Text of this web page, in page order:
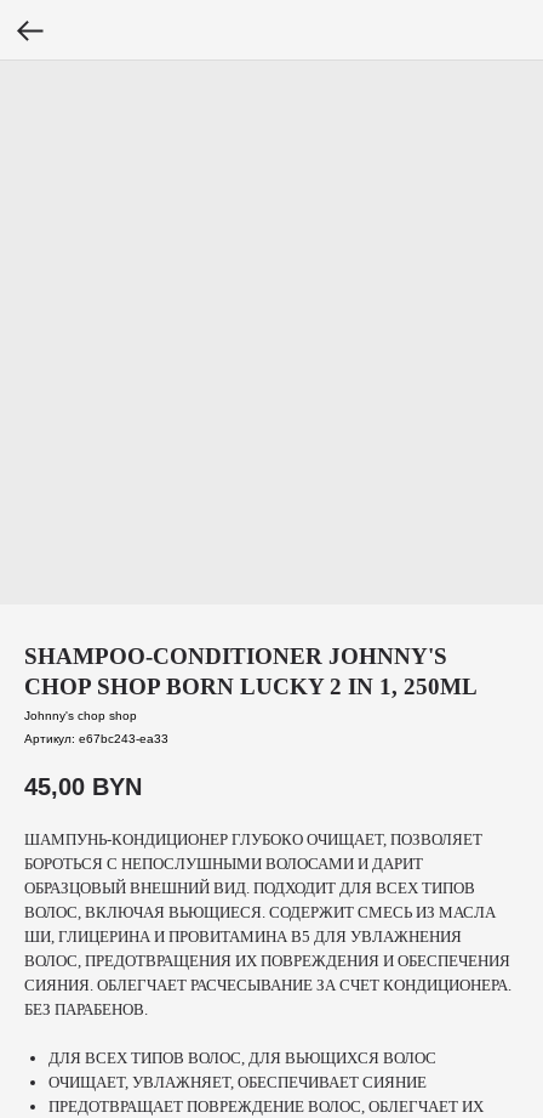
SHAMPOO-CONDITIONER JOHNNY'S
CHOP SHOP BORN LUCKY 2 IN 1, 250ML
Johnny's chop shop
Артикул: e67bc243-ea33
45,00 BYN
ШАМПУНЬ-КОНДИЦИОНЕР ГЛУБОКО ОЧИЩАЕТ, ПОЗВОЛЯЕТ
БОРОТЬСЯ С НЕПОСЛУШНЫМИ ВОЛОСАМИ И ДАРИТ
ОБРАЗЦОВЫЙ ВНЕШНИЙ ВИД. ПОДХОДИТ ДЛЯ ВСЕХ ТИПОВ
ВОЛОС, ВКЛЮЧАЯ ВЬЮЩИЕСЯ. СОДЕРЖИТ СМЕСЬ ИЗ МАСЛА
ШИ, ГЛИЦЕРИНА И ПРОВИТАМИНА В5 ДЛЯ УВЛАЖНЕНИЯ
ВОЛОС, ПРЕДОТВРАЩЕНИЯ ИХ ПОВРЕЖДЕНИЯ И ОБЕСПЕЧЕНИЯ
СИЯНИЯ. ОБЛЕГЧАЕТ РАСЧЕСЫВАНИЕ ЗА СЧЕТ КОНДИЦИОНЕРА.
БЕЗ ПАРАБЕНОВ.
ДЛЯ ВСЕХ ТИПОВ ВОЛОС, ДЛЯ ВЬЮЩИХСЯ ВОЛОС
ОЧИЩАЕТ, УВЛАЖНЯЕТ, ОБЕСПЕЧИВАЕТ СИЯНИЕ
ПРЕДОТВРАЩАЕТ ПОВРЕЖДЕНИЕ ВОЛОС, ОБЛЕГЧАЕТ ИХ